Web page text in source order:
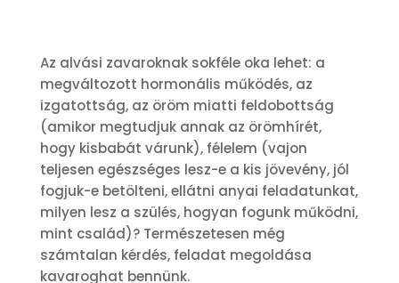
Az alvási zavaroknak sokféle oka lehet: a
megváltozott hormonális működés, az
izgatottság, az öröm miatti feldobottság
(amikor megtudjuk annak az örömhírét,
hogy kisbabát várunk), félelem (vajon
teljesen egészséges lesz-e a kis jövevény, jól
fogjuk-e betölteni, ellátni anyai feladatunkat,
milyen lesz a szülés, hogyan fogunk működni,
mint család)? Természetesen még
számtalan kérdés, feladat megoldása
kavaroghat bennünk.